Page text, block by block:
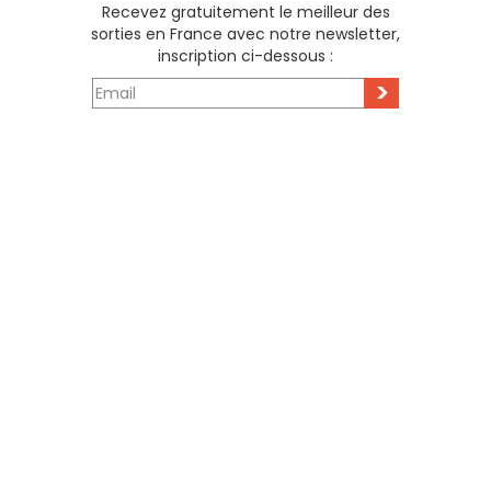
Recevez gratuitement le meilleur des
sorties en France avec notre newsletter,
inscription ci-dessous :
>